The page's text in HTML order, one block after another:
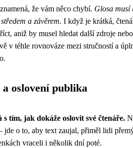
že vám něco chybí. Glosa musí
a závěrem. I když je krátká,
aniž by musel hledat další zdroje nebo
v téhle rovnováze mezi stručností a
oslovení publika
s tím, jak dokáže oslovit své čtenáře.
jde o to, aby text zaujal, přiměl lidi
vraceli i několik dní poté.